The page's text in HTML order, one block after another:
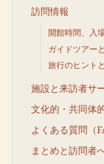
訪問情報
開館時間、入
ガイドツアー
旅行のヒント
施設と来訪者サ
文化的・共同体
よくある質問（
まとめと訪問者